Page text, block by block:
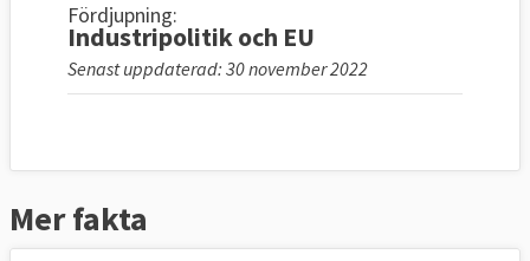
Fördjupning:
Industripolitik och EU
Senast uppdaterad: 30 november 2022
Mer fakta